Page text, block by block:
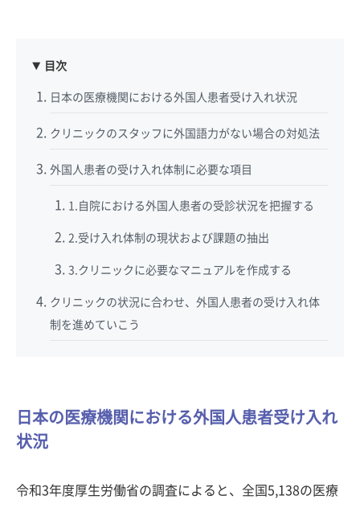
目次
日本の医療機関における外国人患者受け入れ状況
クリニックのスタッフに外国語力がない場合の対処法
外国人患者の受け入れ体制に必要な項目
1.自院における外国人患者の受診状況を把握する
2.受け入れ体制の現状および課題の抽出
3.クリニックに必要なマニュアルを作成する
クリニックの状況に合わせ、外国人患者の受け入れ体
制を進めていこう
日本の医療機関における外国人患者受け入れ
状況
令和3年度厚生労働省の調査によると、全国5,138の医療